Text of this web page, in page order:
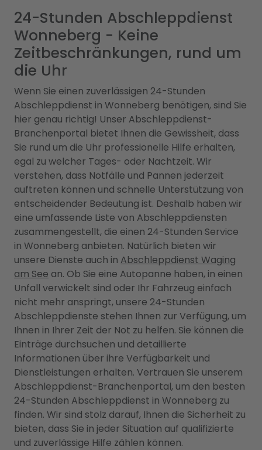
24-Stunden Abschleppdienst
Wonneberg - Keine
Zeitbeschränkungen, rund um
die Uhr
Wenn Sie einen zuverlässigen 24-Stunden
Abschleppdienst in Wonneberg benötigen, sind Sie
hier genau richtig! Unser Abschleppdienst-
Branchenportal bietet Ihnen die Gewissheit, dass
Sie rund um die Uhr professionelle Hilfe erhalten,
egal zu welcher Tages- oder Nachtzeit. Wir
verstehen, dass Notfälle und Pannen jederzeit
auftreten können und schnelle Unterstützung von
entscheidender Bedeutung ist. Deshalb haben wir
eine umfassende Liste von Abschleppdiensten
zusammengestellt, die einen 24-Stunden Service
in Wonneberg anbieten. Natürlich bieten wir
unsere Dienste auch in Abschleppdienst Waging
am See an. Ob Sie eine Autopanne haben, in einen
Unfall verwickelt sind oder Ihr Fahrzeug einfach
nicht mehr anspringt, unsere 24-Stunden
Abschleppdienste stehen Ihnen zur Verfügung, um
Ihnen in Ihrer Zeit der Not zu helfen. Sie können die
Einträge durchsuchen und detaillierte
Informationen über ihre Verfügbarkeit und
Dienstleistungen erhalten. Vertrauen Sie unserem
Abschleppdienst-Branchenportal, um den besten
24-Stunden Abschleppdienst in Wonneberg zu
finden. Wir sind stolz darauf, Ihnen die Sicherheit zu
bieten, dass Sie in jeder Situation auf qualifizierte
und zuverlässige Hilfe zählen können.